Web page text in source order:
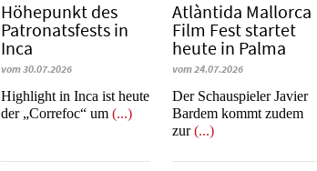
Höhepunkt des
Patronatsfests in
Inca
vom 30.07.2026
Highlight in Inca ist heute
der „Correfoc“ um(...)
Atlàntida Mallorca
Film Fest startet
heute in Palma
vom 24.07.2026
Der Schauspieler Javier
Bardem kommt zudem
zur(...)